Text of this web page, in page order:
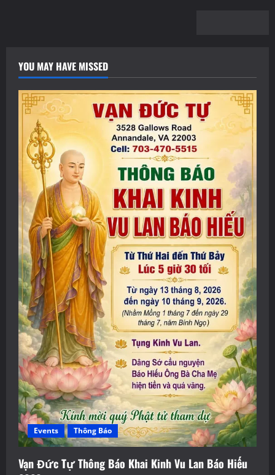
YOU MAY HAVE MISSED
Events Thông Báo
Vạn Đức Tự Thông Báo Khai Kinh Vu Lan Báo Hiếu